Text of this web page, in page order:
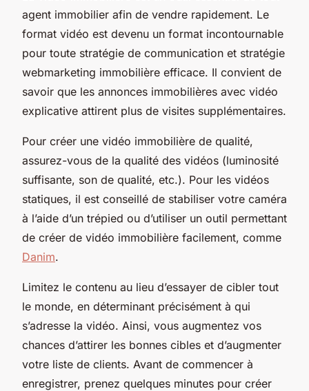
agent immobilier afin de vendre rapidement. Le
format vidéo est devenu un format incontournable
pour toute stratégie de communication et stratégie
webmarketing immobilière efficace. Il convient de
savoir que les annonces immobilières avec vidéo
explicative attirent plus de visites supplémentaires.
Pour créer une vidéo immobilière de qualité,
assurez-vous de la qualité des vidéos (luminosité
suffisante, son de qualité, etc.). Pour les vidéos
statiques, il est conseillé de stabiliser votre caméra
à l’aide d’un trépied ou d’utiliser un outil permettant
de créer de vidéo immobilière facilement, comme
Danim.
Limitez le contenu au lieu d’essayer de cibler tout
le monde, en déterminant précisément à qui
s’adresse la vidéo. Ainsi, vous augmentez vos
chances d’attirer les bonnes cibles et d’augmenter
votre liste de clients. Avant de commencer à
enregistrer, prenez quelques minutes pour créer